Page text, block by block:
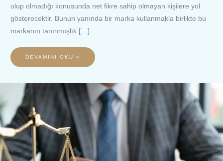
olup olmadığı konusunda net fikre sahip olmayan kişilere yol
gösterecektir. Bunun yanında bir marka kullanmakla birlikte bu
markanın tanınmışlık […]
DEVAMINI OKU »
MARKA
HAKKINA
TECAVÜZ